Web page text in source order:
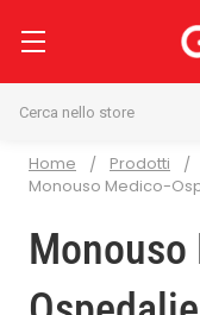
Home Prodotti
Monouso Medico-